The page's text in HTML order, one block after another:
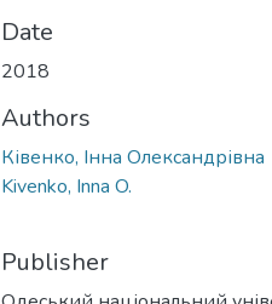
Date
2018
Authors
Ківенко, Інна Олександрівна
Kivenko, Inna O.
Publisher